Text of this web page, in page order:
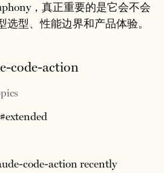
，真正重要的是它会不会
选型、性能边界和产品体验。
code-action
code-action recently